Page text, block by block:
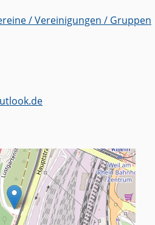
/ Vereinigungen / Gruppen